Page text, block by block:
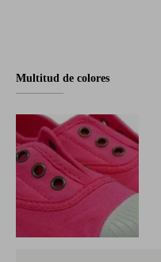
Multitud de colores